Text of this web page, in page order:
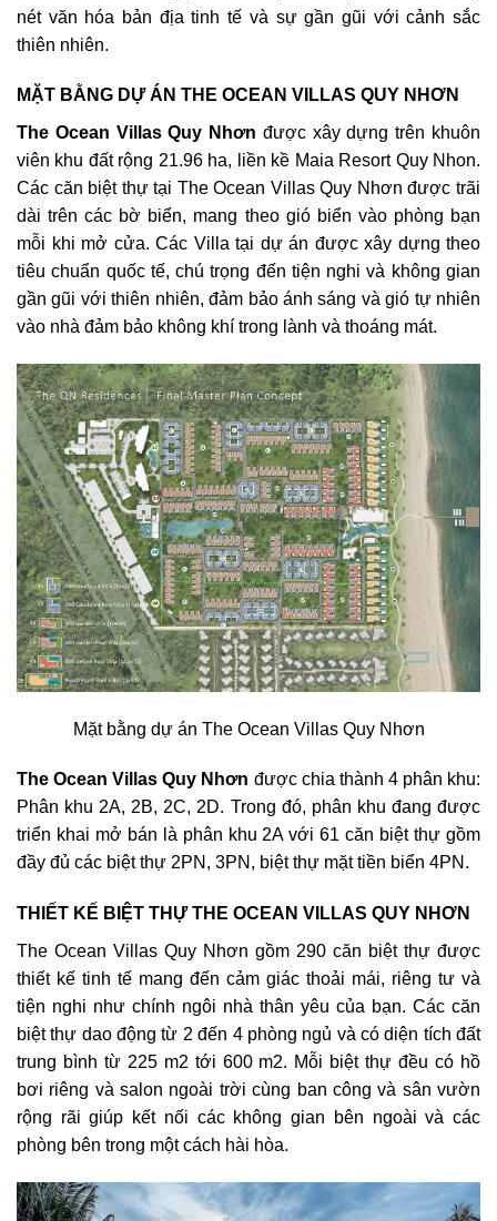
nét văn hóa bản địa tinh tế và sự gần gũi với cảnh sắc
thiên nhiên.
MẶT BẰNG DỰ ÁN THE OCEAN VILLAS QUY NHƠN
The Ocean Villas Quy Nhơn được xây dựng trên khuôn
viên khu đất rộng 21.96 ha, liền kề Maia Resort Quy Nhon.
Các căn biệt thự tại The Ocean Villas Quy Nhơn được trãi
dài trên các bờ biển, mang theo gió biển vào phòng bạn
mỗi khi mở cửa. Các Villa tại dự án được xây dựng theo
tiêu chuẩn quốc tế, chú trọng đến tiện nghi và không gian
gần gũi với thiên nhiên, đảm bảo ánh sáng và gió tự nhiên
vào nhà đảm bảo không khí trong lành và thoáng mát.
Mặt bằng dự án The Ocean Villas Quy Nhơn
The Ocean Villas Quy Nhơn được chia thành 4 phân khu:
Phân khu 2A, 2B, 2C, 2D. Trong đó, phân khu đang được
triển khai mở bán là phân khu 2A với 61 căn biệt thự gồm
đầy đủ các biệt thự 2PN, 3PN, biệt thự mặt tiền biển 4PN.
THIẾT KẾ BIỆT THỰ THE OCEAN VILLAS QUY NHƠN
The Ocean Villas Quy Nhơn gồm 290 căn biệt thự được
thiết kế tinh tế mang đến cảm giác thoải mái, riêng tư và
tiện nghi như chính ngôi nhà thân yêu của bạn. Các căn
biệt thự dao động từ 2 đến 4 phòng ngủ và có diện tích đất
trung bình từ 225 m2 tới 600 m2. Mỗi biệt thự đều có hồ
bơi riêng và salon ngoài trời cùng ban công và sân vườn
rộng rãi giúp kết nối các không gian bên ngoài và các
phòng bên trong một cách hài hòa.